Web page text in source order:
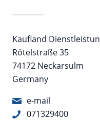
Kaufland
Rötelstraße 35
74172 Neckarsulm
Germany
e-mail
071329400